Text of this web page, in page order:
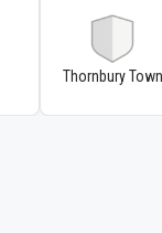
Thornbury Town